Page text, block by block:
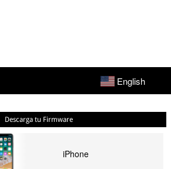
English
Descarga tu Firmware
iPhone